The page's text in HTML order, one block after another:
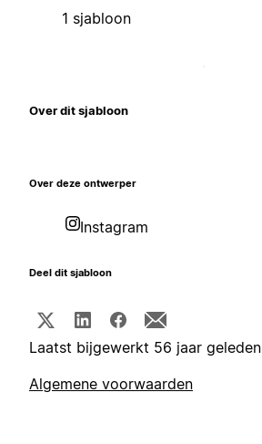
1 sjabloon
Over dit sjabloon
Over deze ontwerper
Instagram
Deel dit sjabloon
Laatst bijgewerkt 56 jaar geleden
Algemene voorwaarden